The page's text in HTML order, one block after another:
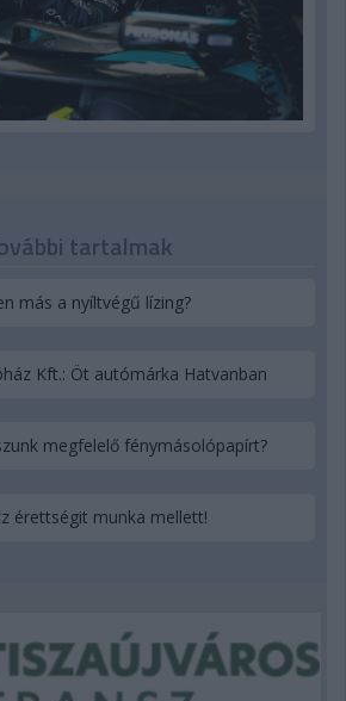
tartalmak
más a nyíltvégű lízing?
Kft.: Öt autómárka Hatvanban
megfelelő fénymásolópapírt?
érettségit munka mellett!